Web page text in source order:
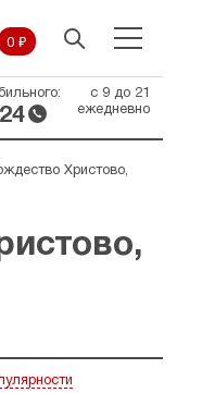
0 ₽
с 9 до 21
ежедневно
Христово,